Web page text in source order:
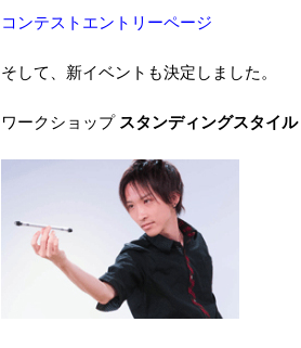
コンテストエントリーページ
そして、新イベントも決定しました。
ワークショップ スタンディングスタイ